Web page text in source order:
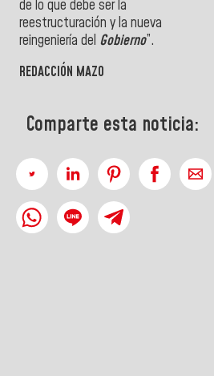
de lo que debe ser la
reestructuración y la nueva
reingeniería del Gobierno”.
REDACCIÓN MAZO
Comparte esta noticia: